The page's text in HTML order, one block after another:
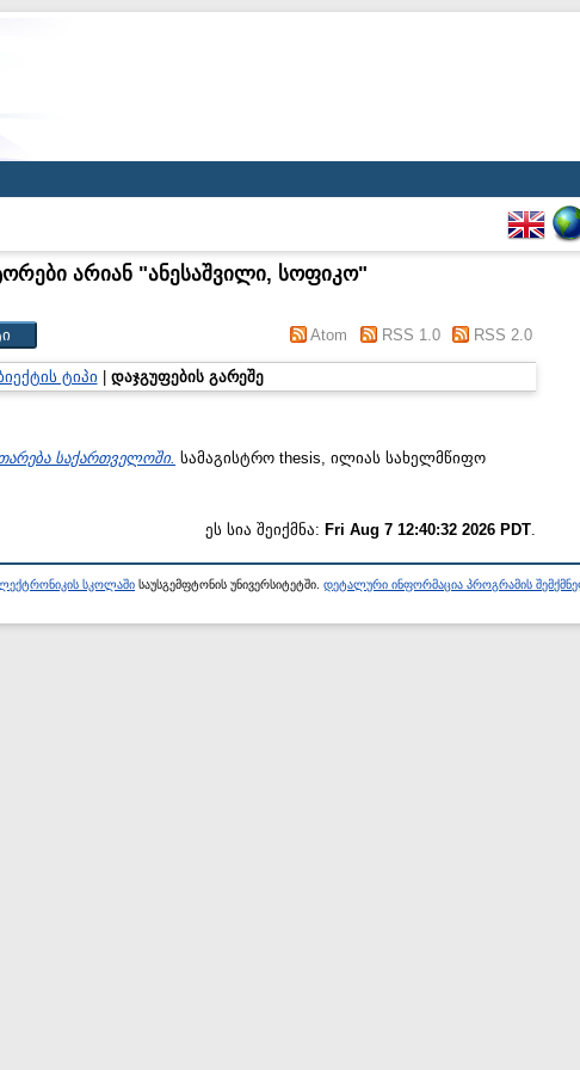
არიან "ანესაშვილი, სოფიკო"
Atom RSS 1.0 RSS 2.0
ტიპი დაჯგუფების გარეშე
საქართველოში. სამაგისტრო thesis, ილიას სახელმწიფო
ეს სია შეიქმნა: Fri Aug 7 12:40:32 2026 PDT
სკოლაში საუსგემფტონის უნივერსიტეტში. დეტალური ინფორმაცია პროგრამის